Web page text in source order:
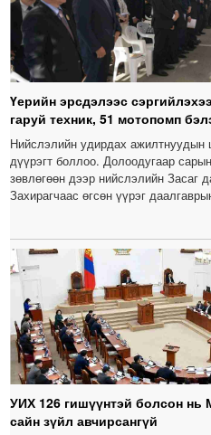
Үерийн эрсдэлээс
гаруй техник, 51 мотопомп
Нийслэлийн удирдах ажилтнуудын
дүүрэгт боллоо. Долоодугаар
зөвлөгөөн дээр нийслэлийн Засаг
Захирагчаас өгсөн үүрэг
УИХ 126 гишүүнтэй болсон
сайн зүйл авчирсангүй